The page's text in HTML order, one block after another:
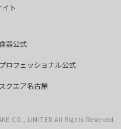
ト
器公式
ロフェッショナル公式
クエア名古屋
CO., LIMITED All Rights Reserved.